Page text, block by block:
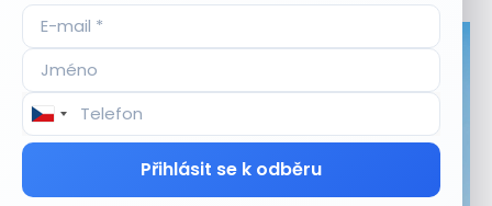
Přihlásit se k odběru